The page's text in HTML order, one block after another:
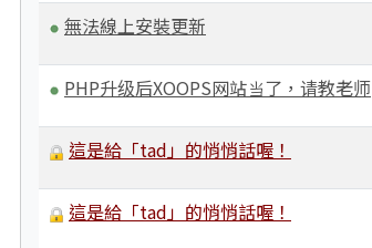
無法線上安裝更新
PHP升级后XOOPS网站当了，请教老师
這是給「tad」的悄悄話喔！
這是給「tad」的悄悄話喔！